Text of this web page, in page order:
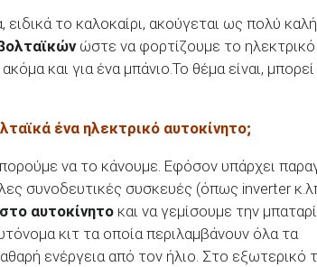
το καλοκαίρι, ακούγεται ως πολύ
ώστε να φορτίζουμε το
και για ένα μπάνιο.Το θέμα είναι, μπορεί
ένα ηλεκτρικό αυτοκίνητο;
να το κάνουμε. Εφόσον υπάρχει
συνοδευτικές συσκευές (όπως inverter
αυτοκίνητο και να γεμίσουμε την
κιτ τα οποία περιλαμβάνουν όλα τα
ενέργεια από τον ήλιο. Στο εξωτερικό